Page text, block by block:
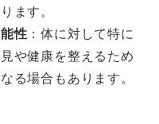
ます。
性 ：体に対して特に
や健康を整えるため
る場合もあります。